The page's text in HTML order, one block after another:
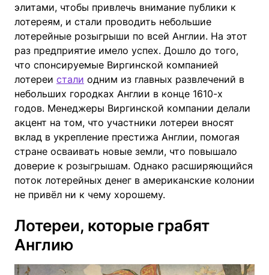
элитами, чтобы привлечь внимание публики к
лотереям, и стали проводить небольшие
лотерейные розыгрыши по всей Англии. На этот
раз предприятие имело успех. Дошло до того,
что спонсируемые Виргинской компанией
лотереи стали одним из главных развлечений в
небольших городках Англии в конце 1610-х
годов. Менеджеры Виргинской компании делали
акцент на том, что участники лотереи вносят
вклад в укрепление престижа Англии, помогая
стране осваивать новые земли, что повышало
доверие к розыгрышам. Однако расширяющийся
поток лотерейных денег в американские колонии
не привёл ни к чему хорошему.
Лотереи, которые грабят
Англию